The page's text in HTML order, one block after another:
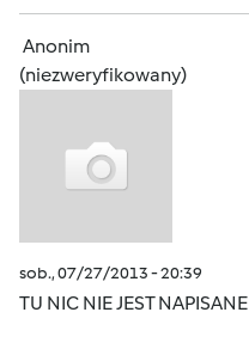
Anonim
(niezweryfikowany)
sob., 07/27/2013 - 20:39
TU NIC NIE JEST NAPISANE